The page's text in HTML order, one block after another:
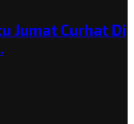
Jumat Curhat Di